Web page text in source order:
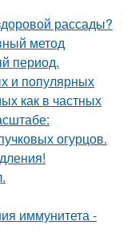
рассады?
метод
период.
и популярных
как в частных
огурцов.
иммунитета -